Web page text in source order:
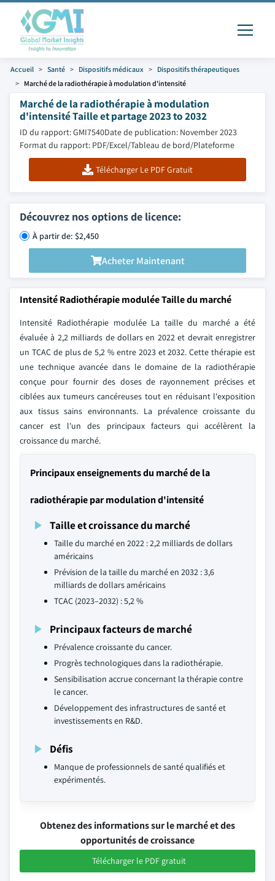
Accueil Santé Dispositifs médicaux
Dispositifs thérapeutiques
Marché de la radiothérapie à modulation d'intensité
Marché de la radiothérapie à modulation
d'intensité Taille et partage 2023 to 2032
ID du rapport: GMI7540Date de publication: November 2023
Format du rapport: PDF/Excel/Tableau de bord/Plateforme
Télécharger Le PDF Gratuit
Découvrez nos options de licence:
À partir de: $2,450
Acheter Maintenant
Intensité Radiothérapie modulée Taille du marché
Intensité Radiothérapie modulée La taille du marché a été
évaluée à 2,2 milliards de dollars en 2022 et devrait enregistrer
un TCAC de plus de 5,2 % entre 2023 et 2032. Cette thérapie est
une technique avancée dans le domaine de la radiothérapie
conçue pour fournir des doses de rayonnement précises et
ciblées aux tumeurs cancéreuses tout en réduisant l'exposition
aux tissus sains environnants. La prévalence croissante du
cancer est l'un des principaux facteurs qui accélèrent la
croissance du marché.
Principaux enseignements du marché de la
radiothérapie par modulation d'intensité
Taille et croissance du marché
Taille du marché en 2022 : 2,2 milliards de dollars
américains
Prévision de la taille du marché en 2032 : 3,6
milliards de dollars américains
TCAC (2023–2032) : 5,2 %
Principaux facteurs de marché
Prévalence croissante du cancer.
Progrès technologiques dans la radiothérapie.
Sensibilisation accrue concernant la thérapie contre
le cancer.
Développement des infrastructures de santé et
investissements en R&D.
Défis
Manque de professionnels de santé qualifiés et
expérimentés.
Obtenez des informations sur le marché et des
opportunités de croissance
Télécharger le PDF gratuit